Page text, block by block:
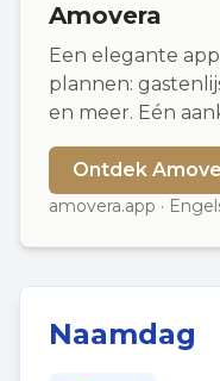
Amovera
Een elegante
plannen:
en meer. Eén
Ontdek
amovera.app ·
Naamdag